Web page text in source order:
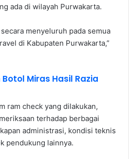
ada di wilayah Purwakarta.
menyeluruh pada semua
di Kabupaten Purwakarta,”
Botol Miras Hasil Razia
ram check yang dilakukan,
terhadap berbagai
administrasi, kondisi teknis
pendukung lainnya.